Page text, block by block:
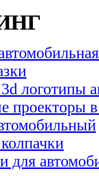
логотипы
проекторы
для